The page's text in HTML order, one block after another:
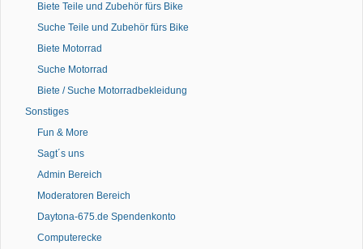
Biete Teile und Zubehör fürs Bike
Suche Teile und Zubehör fürs Bike
Biete Motorrad
Suche Motorrad
Biete / Suche Motorradbekleidung
Sonstiges
Fun & More
Sagt´s uns
Admin Bereich
Moderatoren Bereich
Daytona-675.de Spendenkonto
Computerecke